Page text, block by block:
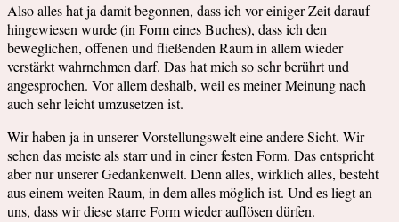
Also alles hat ja damit begonnen, dass ich vor einiger Zeit darauf
hingewiesen wurde (in Form eines Buches), dass ich den
beweglichen, offenen und fließenden Raum in allem wieder
verstärkt wahrnehmen darf. Das hat mich so sehr berührt und
angesprochen. Vor allem deshalb, weil es meiner Meinung nach
auch sehr leicht umzusetzen ist.
Wir haben ja in unserer Vorstellungswelt eine andere Sicht. Wir
sehen das meiste als starr und in einer festen Form. Das entspricht
aber nur unserer Gedankenwelt. Denn alles, wirklich alles, besteht
aus einem weiten Raum, in dem alles möglich ist. Und es liegt an
uns, dass wir diese starre Form wieder auflösen dürfen.